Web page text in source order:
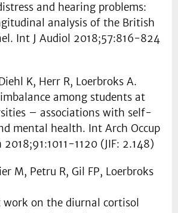
and hearing problems:
analysis of the British
Int J Audiol 2018;57:816-824
K, Herr R, Loerbroks A.
among students at
– associations with self-
mental health. Int Arch Occup
1120 (JIF: 2.148)
M, Petru R, Gil FP, Loerbroks
on the diurnal cortisol